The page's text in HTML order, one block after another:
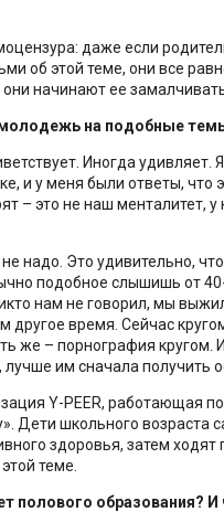
даже если
об этой теме, они все
начинают ее
молодежь на подобные
Иногда удивляет.
и у меня были ответы, что
– это не наш менталитет, у
надо. Это удивительно,
подобное слышишь от
нам не говорил, мы
другое время. Сейчас
же – порнография кругом.
лучше им сначала получить
Y-PEER, работающая
Дети школьного возраста
здоровья, затем
теме.
полового образования? И